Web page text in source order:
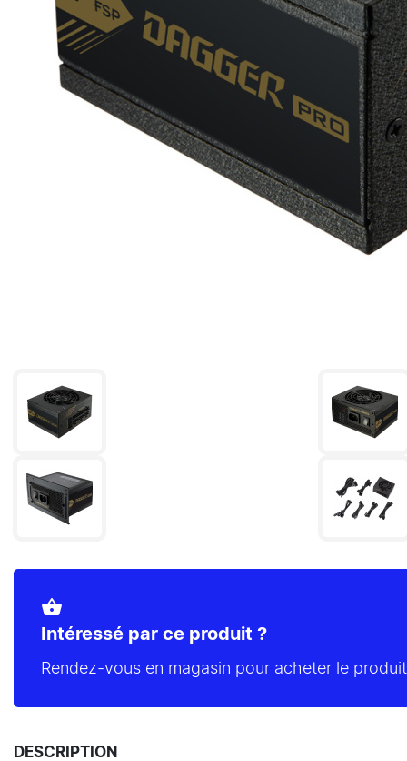
shopping_basket
Intéressé par ce produit ?
Rendez-vous en magasin pour acheter le
DESCRIPTION